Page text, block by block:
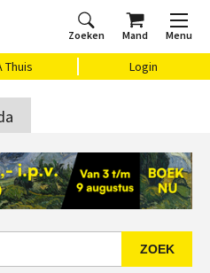
Zoeken Mand Menu
Thuis Login
ZOEK